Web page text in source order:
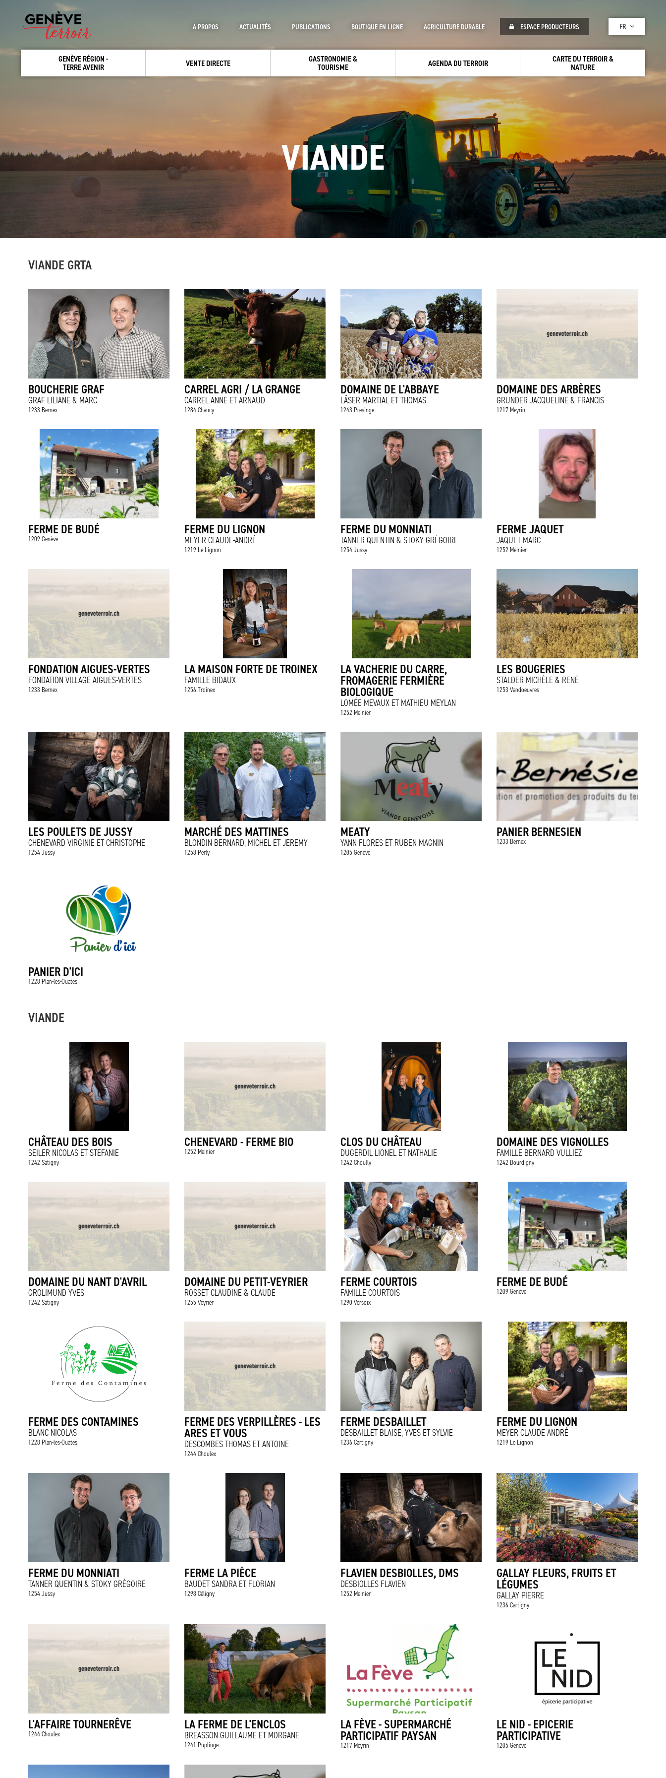
GENÈVE RÉGION -
TERRE AVENIR
VENTE DIRECTE
GASTRONOMIE &
TOURISME
AGENDA DU TERROIR
CARTE DU TERROIR &
NATURE
A PROPOS ACTUALITÉS PUBLICATIONS BOUTIQUE EN LIGNE AGRICULTURE DURABLE ESPACE PRODUCTEURS FR
VIANDE
VIANDE GRTA
BOUCHERIE GRAF
GRAF LILIANE & MARC
1233 Bernex
CARREL AGRI / LA GRANGE
CARREL ANNE ET ARNAUD
1284 Chancy
DOMAINE DE L'ABBAYE
LÄSER MARTIAL ET THOMAS
1243 Presinge
DOMAINE DES ARBÈRES
GRUNDER JACQUELINE & FRANCIS
1217 Meyrin
FERME DE BUDÉ
1209 Genève
FERME DU LIGNON
MEYER CLAUDE-ANDRÉ
1219 Le Lignon
FERME DU MONNIATI
TANNER QUENTIN & STOKY GRÉGOIRE
1254 Jussy
FERME JAQUET
JAQUET MARC
1252 Meinier
FONDATION AIGUES-VERTES
FONDATION VILLAGE AIGUES-VERTES
1233 Bernex
LA MAISON FORTE DE TROINEX
FAMILLE BIDAUX
1256 Troinex
LA VACHERIE DU CARRE,
FROMAGERIE FERMIÈRE
BIOLOGIQUE
LOMÉE MEVAUX ET MATHIEU MEYLAN
1252 Meinier
LES BOUGERIES
STALDER MICHÈLE & RENÉ
1253 Vandoeuvres
LES POULETS DE JUSSY
CHENEVARD VIRGINIE ET CHRISTOPHE
1254 Jussy
MARCHÉ DES MATTINES
BLONDIN BERNARD, MICHEL ET JEREMY
1258 Perly
MEATY
YANN FLORES ET RUBEN MAGNIN
1205 Genève
PANIER BERNESIEN
1233 Bernex
PANIER D'ICI
1228 Plan-les-Ouates
VIANDE
CHÂTEAU DES BOIS
SEILER NICOLAS ET STEFANIE
1242 Satigny
CHENEVARD - FERME BIO
1252 Meinier
CLOS DU CHÂTEAU
DUGERDIL LIONEL ET NATHALIE
1242 Choully
DOMAINE DES VIGNOLLES
FAMILLE BERNARD VULLIEZ
1242 Bourdigny
DOMAINE DU NANT D'AVRIL
GROLIMUND YVES
1242 Satigny
DOMAINE DU PETIT-VEYRIER
ROSSET CLAUDINE & CLAUDE
1255 Veyrier
FERME COURTOIS
FAMILLE COURTOIS
1290 Versoix
FERME DE BUDÉ
1209 Genève
FERME DES CONTAMINES
BLANC NICOLAS
1228 Plan-les-Ouates
FERME DES VERPILLÈRES - LES
ARES ET VOUS
DESCOMBES THOMAS ET ANTOINE
1244 Choulex
FERME DESBAILLET
DESBAILLET BLAISE, YVES ET SYLVIE
1236 Cartigny
FERME DU LIGNON
MEYER CLAUDE-ANDRÉ
1219 Le Lignon
FERME DU MONNIATI
TANNER QUENTIN & STOKY GRÉGOIRE
1254 Jussy
FERME LA PIÈCE
BAUDET SANDRA ET FLORIAN
1298 Céligny
FLAVIEN DESBIOLLES, DMS
DESBIOLLES FLAVIEN
1252 Meinier
GALLAY FLEURS, FRUITS ET
LÉGUMES
GALLAY PIERRE
1236 Cartigny
L'AFFAIRE TOURNERÊVE
1244 Choulex
LA FERME DE L'ENCLOS
BREASSON GUILLAUME ET MORGANE
1241 Puplinge
LA FÈVE - SUPERMARCHÉ
PARTICIPATIF PAYSAN
1217 Meyrin
LE NID - EPICERIE
PARTICIPATIVE
1205 Genève